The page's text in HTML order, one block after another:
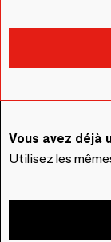
Vous avez déjà
Utilisez les